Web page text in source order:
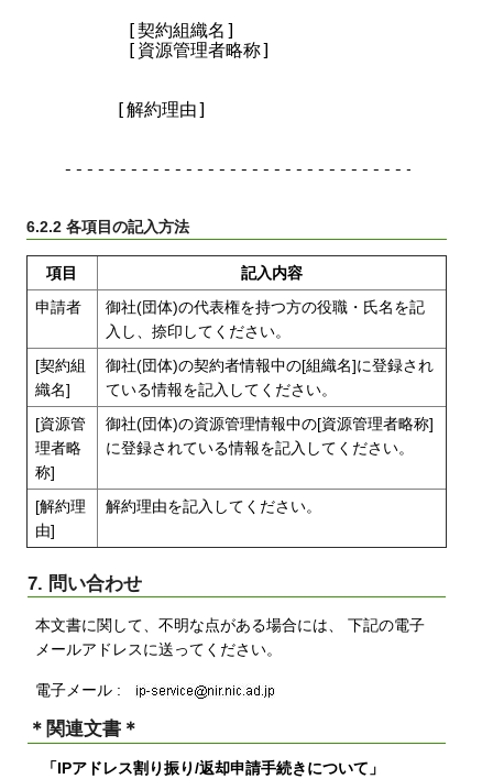
[契約組織名]
[資源管理者略称]
[解約理由]
6.2.2 各項目の記入方法
項目
記入内容
申請者
御社(団体)の代表権を持つ方の役職・氏名を記
入し、捺印してください。
[契約組
織名]
御社(団体)の契約者情報中の[組織名]に登録され
ている情報を記入してください。
[資源管
理者略
称]
御社(団体)の資源管理情報中の[資源管理者略称]
に登録されている情報を記入してください。
[解約理
由]
解約理由を記入してください。
7. 問い合わせ
本文書に関して、不明な点がある場合には、 下記の電子
メールアドレスに送ってください。
電子メール :
＊関連文書＊
「IPアドレス割り振り/返却申請手続きについて」